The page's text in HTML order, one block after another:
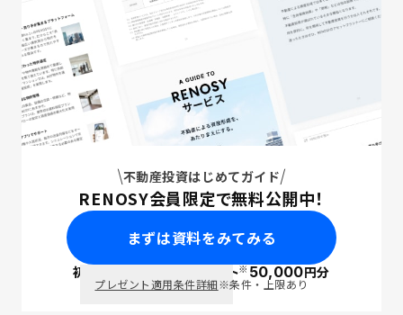
不動産投資はじめてガイド
RENOSY会員限定で無料公開中！
まずは資料をみてみる
初回面談で ポイント※50,000円分
プレゼント適用条件詳細※条件・上限あり